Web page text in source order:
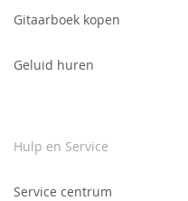
Gitaarboek kopen
Geluid huren
Hulp en Service
Service centrum